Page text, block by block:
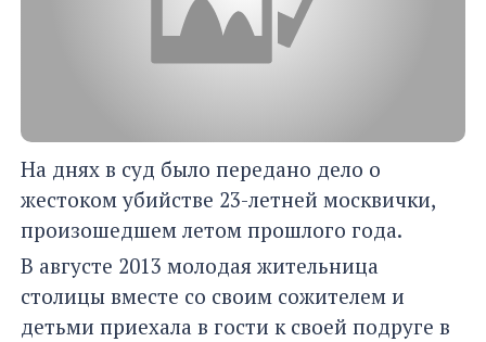
На днях в суд было передано дело о
жестоком убийстве 23-летней москвички,
произошедшем летом прошлого года.
В августе 2013 молодая жительница
столицы вместе со своим сожителем и
детьми приехала в гости к своей подруге в